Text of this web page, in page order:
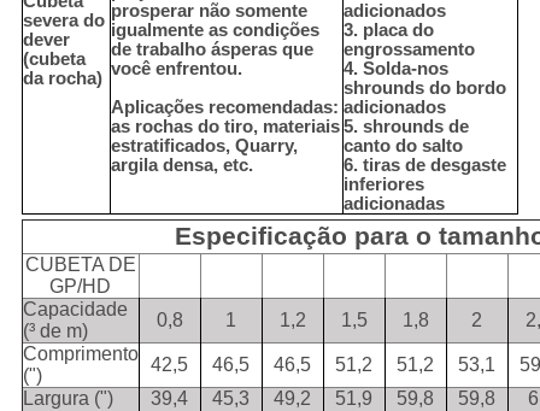
severa do
dever
(cubeta
da rocha)
prosperar não somente
igualmente as condições
de trabalho ásperas que
você enfrentou.
Aplicações recomendadas:
as rochas do tiro, materiais
estratificados, Quarry,
argila densa, etc.
adicionados
3. placa do
engrossamento
4. Solda-nos
shrounds do bordo
adicionados
5. shrounds de
canto do salto
6. tiras de desgaste
inferiores
adicionadas
Especificação para o
CUBETA DE
GP/HD
Capacidade
(³ de m)
0,8 1 1,2 1,5 1,8 2
Comprimento
(")
42,5 46,5 46,5 51,2 51,2 53,1
Largura (")
39,4 45,3 49,2 51,9 59,8 59,8